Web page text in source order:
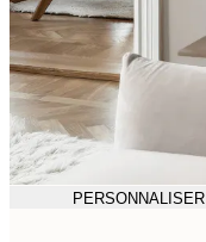
PERSONNALISER